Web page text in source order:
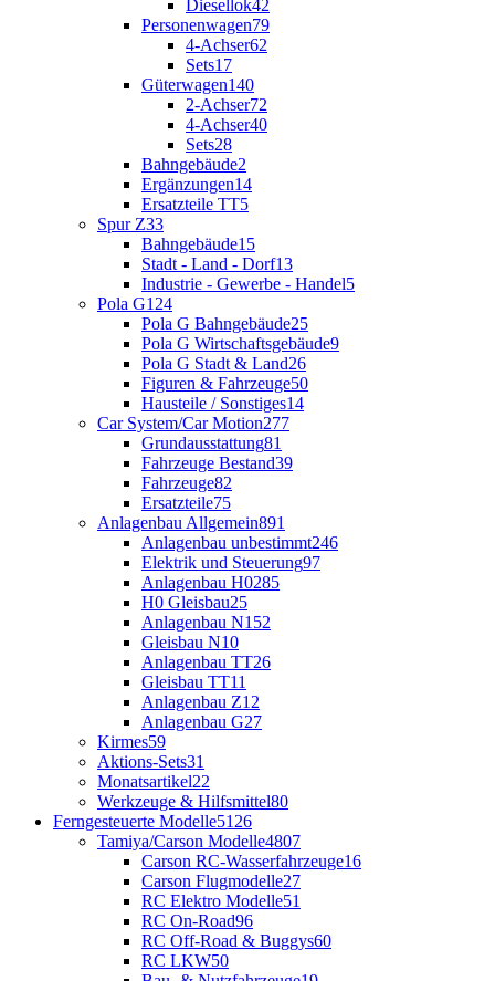
Diesellok42
Personenwagen79
4-Achser62
Sets17
Güterwagen140
2-Achser72
4-Achser40
Sets28
Bahngebäude2
Ergänzungen14
Ersatzteile TT5
Spur Z33
Bahngebäude15
Stadt - Land - Dorf13
Industrie - Gewerbe - Handel5
Pola G124
Pola G Bahngebäude25
Pola G Wirtschaftsgebäude9
Pola G Stadt & Land26
Figuren & Fahrzeuge50
Hausteile / Sonstiges14
Car System/Car Motion277
Grundausstattung81
Fahrzeuge Bestand39
Fahrzeuge82
Ersatzteile75
Anlagenbau Allgemein891
Anlagenbau unbestimmt246
Elektrik und Steuerung97
Anlagenbau H0285
H0 Gleisbau25
Anlagenbau N152
Gleisbau N10
Anlagenbau TT26
Gleisbau TT11
Anlagenbau Z12
Anlagenbau G27
Kirmes59
Aktions-Sets31
Monatsartikel22
Werkzeuge & Hilfsmittel80
Ferngesteuerte Modelle5126
Tamiya/Carson Modelle4807
Carson RC-Wasserfahrzeuge16
Carson Flugmodelle27
RC Elektro Modelle51
RC On-Road96
RC Off-Road & Buggys60
RC LKW50